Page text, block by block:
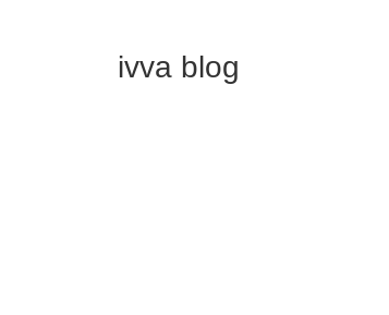
ivva blog